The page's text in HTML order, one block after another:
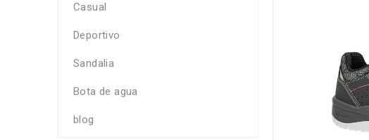
Casual
Deportivo
Sandalia
Bota de agua
blog